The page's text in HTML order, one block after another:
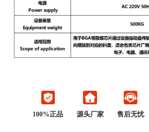
100%正品 源头厂家 售后无忧